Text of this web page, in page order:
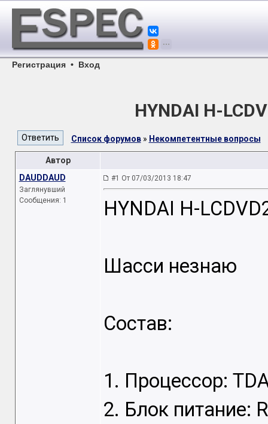
Регистрация • Вход
HYNDAI H-
Список форумов» Некомпетентные вопросы
Автор
DAUDDAUD
Заглянувший
Сообщения: 1
#1 От 07/03/2013 18:47
HYNDAI H-
Шасси незнаю
Состав:
1. Процессор:
2. Блок питание: